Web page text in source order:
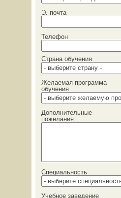
Э. почта
Телефон
Страна обучения
Желаемая программа
обучения
Дополнительные
пожелания
Специальность
Учебное заведение